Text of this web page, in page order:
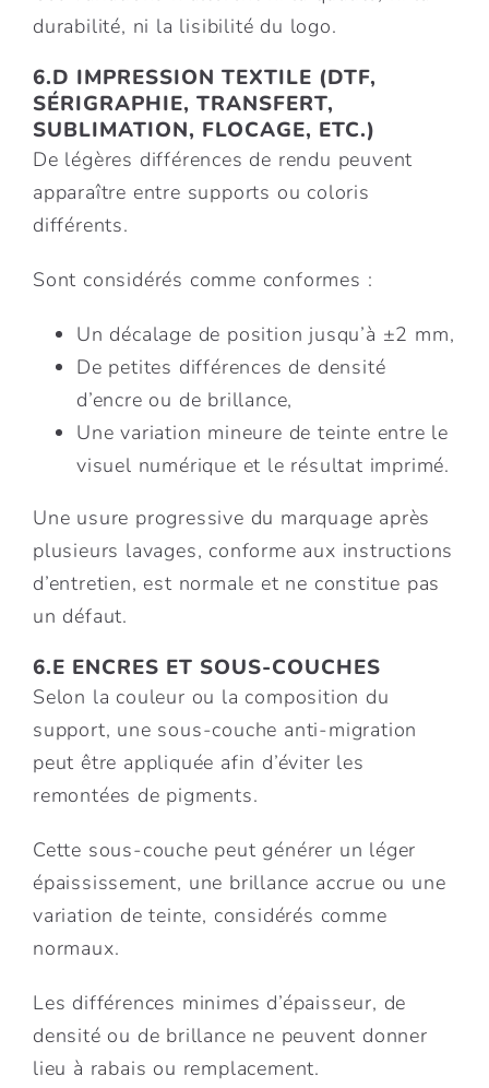
durabilité, ni la lisibilité du logo.
6.D IMPRESSION TEXTILE (DTF,
SÉRIGRAPHIE, TRANSFERT,
SUBLIMATION, FLOCAGE, ETC.)
De légères différences de rendu peuvent
apparaître entre supports ou coloris
différents.
Sont considérés comme conformes :
Un décalage de position jusqu’à ±2 mm,
De petites différences de densité
d’encre ou de brillance,
Une variation mineure de teinte entre le
visuel numérique et le résultat imprimé.
Une usure progressive du marquage après
plusieurs lavages, conforme aux instructions
d’entretien, est normale et ne constitue pas
un défaut.
6.E ENCRES ET SOUS-COUCHES
Selon la couleur ou la composition du
support, une sous-couche anti-migration
peut être appliquée afin d’éviter les
remontées de pigments.
Cette sous-couche peut générer un léger
épaississement, une brillance accrue ou une
variation de teinte, considérés comme
normaux.
Les différences minimes d’épaisseur, de
densité ou de brillance ne peuvent donner
lieu à rabais ou remplacement.